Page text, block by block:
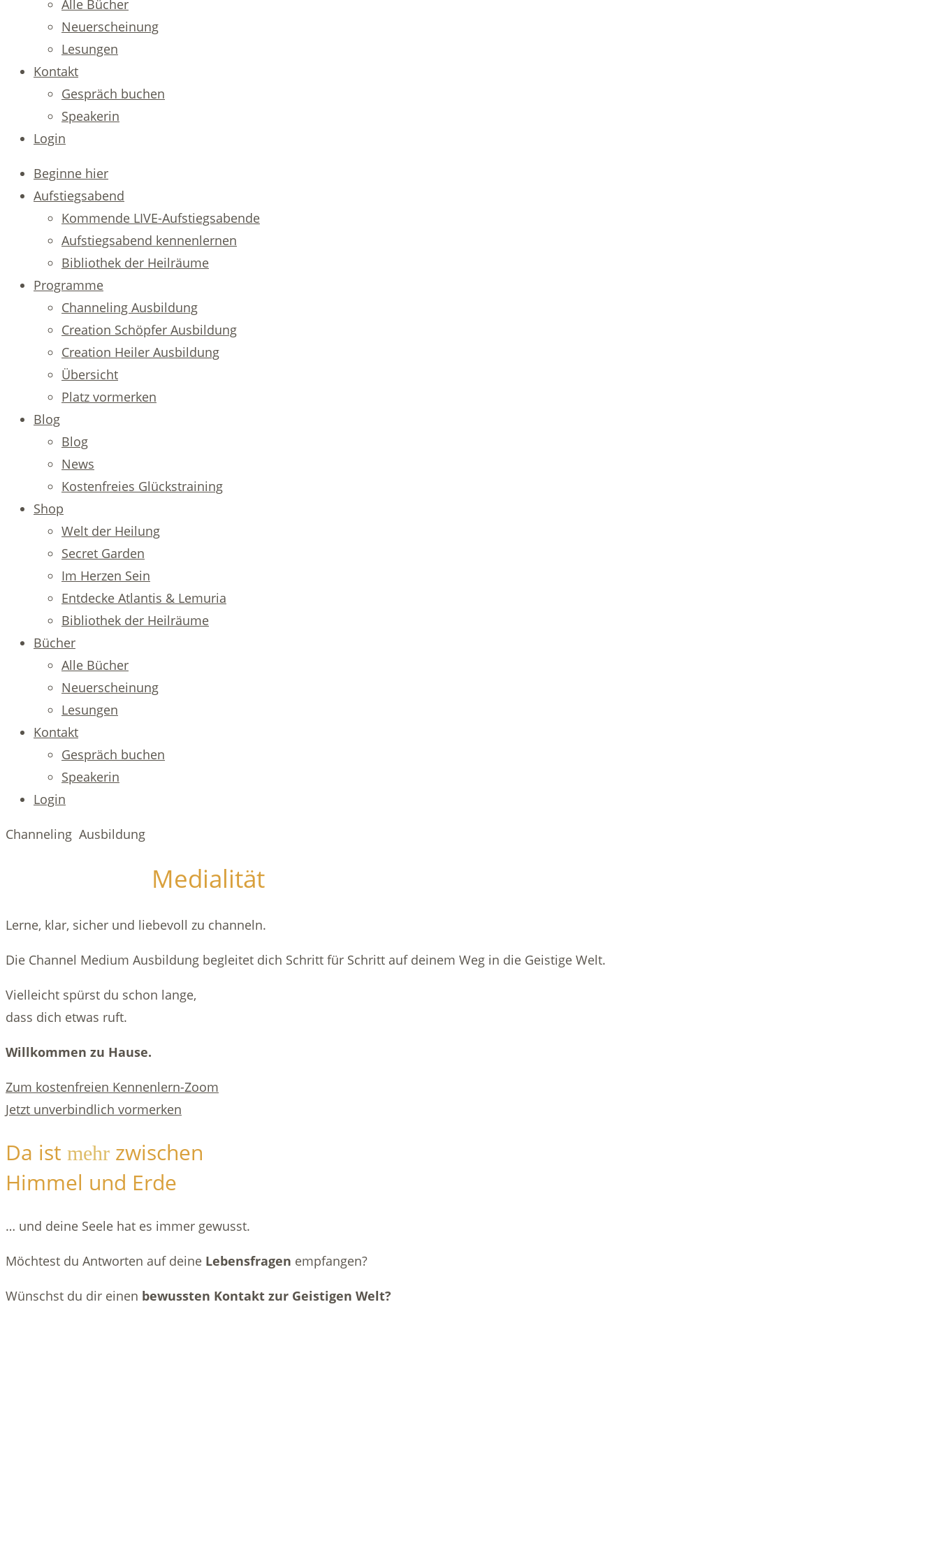
Alle Bücher
Neuerscheinung
Lesungen
Kontakt
Gespräch buchen
Speakerin
Login
Beginne hier
Aufstiegsabend
Kommende LIVE-Aufstiegsabende
Aufstiegsabend kennenlernen
Bibliothek der Heilräume
Programme
Channeling Ausbildung
Creation Schöpfer Ausbildung
Creation Heiler Ausbildung
Übersicht
Platz vormerken
Blog
Blog
News
Kostenfreies Glückstraining
Shop
Welt der Heilung
Secret Garden
Im Herzen Sein
Entdecke Atlantis & Lemuria
Bibliothek der Heilräume
Bücher
Alle Bücher
Neuerscheinung
Lesungen
Kontakt
Gespräch buchen
Speakerin
Login
Channeling Ausbildung
Medialität
Lerne, klar, sicher und liebevoll zu channeln.
Die Channel Medium Ausbildung begleitet dich Schritt für Schritt auf deinem Weg in die Geistige Welt.
Vielleicht spürst du schon lange,
dass dich etwas ruft.
Willkommen zu Hause.
Zum kostenfreien Kennenlern-Zoom
Jetzt unverbindlich vormerken
Da ist mehr zwischen
Himmel und Erde
… und deine Seele hat es immer gewusst.
Möchtest du Antworten auf deine Lebensfragen empfangen?
Wünschst du dir einen bewussten Kontakt zur Geistigen Welt?